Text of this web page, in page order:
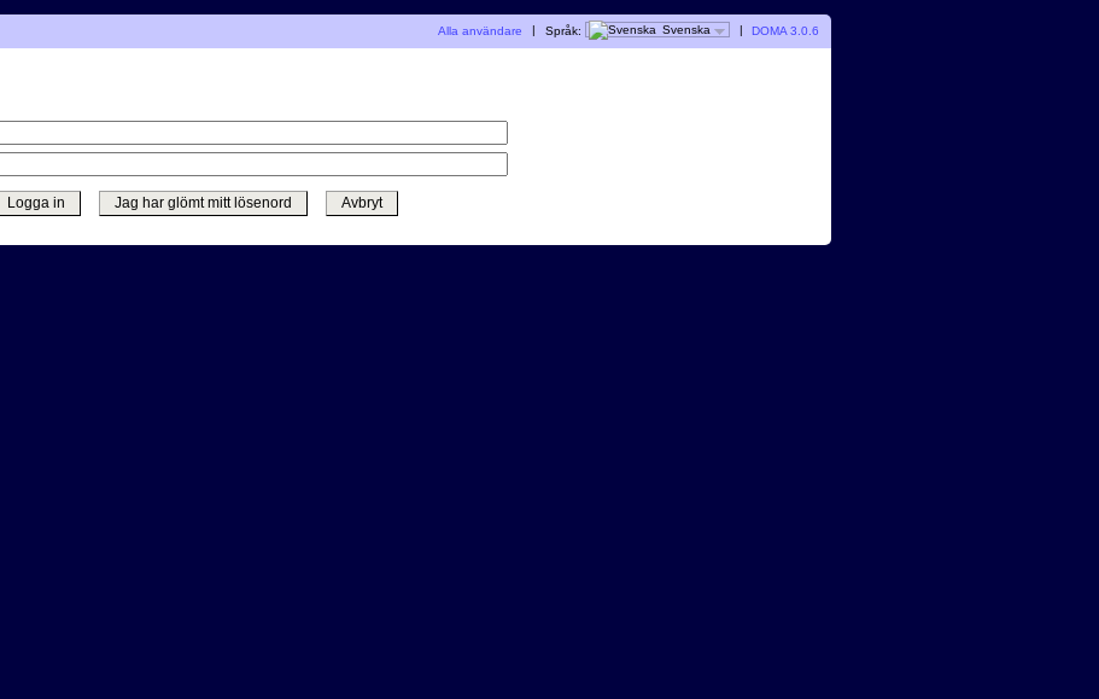
Alla användare | Språk: Svenska | DOMA 3.0.6